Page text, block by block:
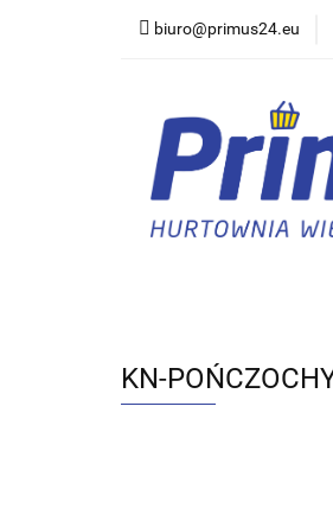
biuro@primus24.eu
KN-